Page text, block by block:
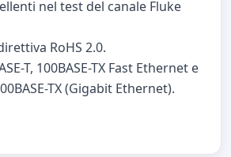
nel test del canale Fluke
RoHS 2.0.
T, 100BASE-TX Fast Ethernet e
TX (Gigabit Ethernet).